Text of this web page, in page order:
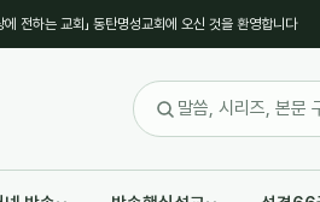
에 전하는 교회」 동탄명성교회에 오신 것을 환영합니다
5
5